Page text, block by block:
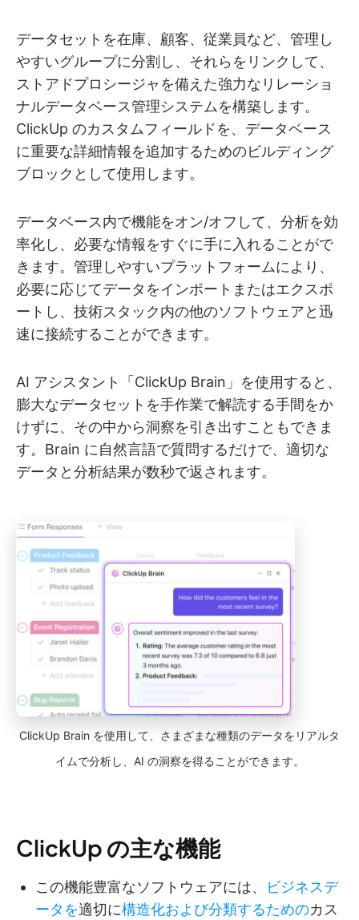
データセットを在庫、顧客、従業員など、管理し
やすいグループに分割し、それらをリンクして、
ストアドプロシージャを備えた強力なリレーショ
ナルデータベース管理システムを構築します。
ClickUp のカスタムフィールドを、データベース
に重要な詳細情報を追加するためのビルディング
ブロックとして使用します。
データベース内で機能をオン/オフして、分析を効
率化し、必要な情報をすぐに手に入れることがで
きます。管理しやすいプラットフォームにより、
必要に応じてデータをインポートまたはエクスポ
ートし、技術スタック内の他のソフトウェアと迅
速に接続することができます。
AI アシスタント「ClickUp Brain」を使用すると、
膨大なデータセットを手作業で解読する手間をか
けずに、その中から洞察を引き出すこともできま
す。Brain に自然言語で質問するだけで、適切な
データと分析結果が数秒で返されます。
ClickUp Brain を使用して、さまざまな種類のデータをリアルタ
イムで分析し、AI の洞察を得ることができます。
ClickUp の主な機能
この機能豊富なソフトウェアには、
ビジネスデ
ータを適切に構造化および分類するためのカス